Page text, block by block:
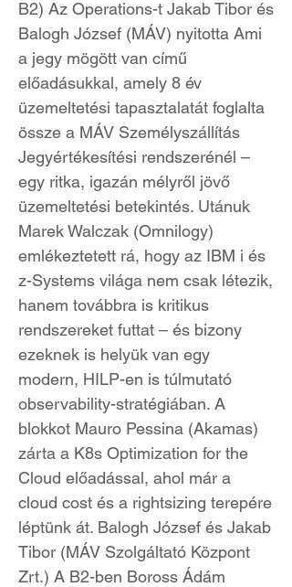
B2) Az Operations-t Jakab Tibor és
Balogh József (MÁV) nyitotta Ami
a jegy mögött van című
előadásukkal, amely 8 év
üzemeltetési tapasztalatát foglalta
össze a MÁV Személyszállítás
Jegyértékesítési rendszerénél –
egy ritka, igazán mélyről jövő
üzemeltetési betekintés. Utánuk
Marek Walczak (Omnilogy)
emlékeztetett rá, hogy az IBM i és
z-Systems világa nem csak létezik,
hanem továbbra is kritikus
rendszereket futtat – és bizony
ezeknek is helyük van egy
modern, HILP-en is túlmutató
observability-stratégiában. A
blokkot Mauro Pessina (Akamas)
zárta a K8s Optimization for the
Cloud előadással, ahol már a
cloud cost és a rightsizing terepére
léptünk át. Balogh József és Jakab
Tibor (MÁV Szolgáltató Központ
Zrt.) A B2-ben Boross Ádám